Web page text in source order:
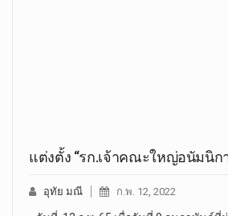
แต่งตั้ง “รก.เจ้าคณะใหญ่อนัมนิก
อุทัย มณี ก.พ. 12, 2022